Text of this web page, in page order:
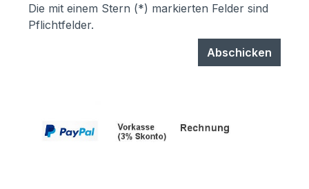
Die mit einem Stern (*) markierten Felder sind
Pflichtfelder.
Abschicken